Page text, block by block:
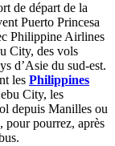
de départ de la
Puerto Princesa
Philippine Airlines
City, des vols
d’Asie du sud-est.
les Philippines
City, les
depuis Manilles ou
pour pourrez, après